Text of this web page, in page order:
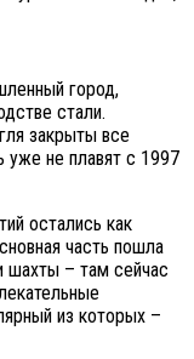
город,
стали.
закрыты все
уже не плавят с 1997
остались как
часть пошла
шахты – там сейчас
из которых –